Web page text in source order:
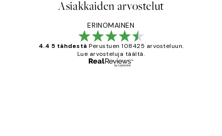
Asiakkaiden arvostelut
ERINOMAINEN
4.4 5 tähdestä Perustuen 108425 arvosteluun.
Lue arvosteluja täältä.